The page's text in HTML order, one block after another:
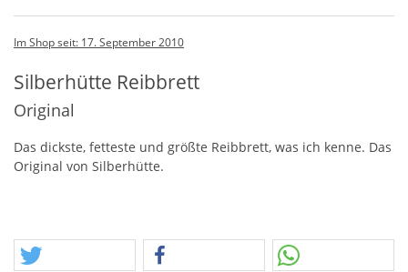
Im Shop seit: 17. September 2010
Silberhütte Reibbrett
Original
Das dickste, fetteste und größte Reibbrett, was ich kenne. Das
Original von Silberhütte.